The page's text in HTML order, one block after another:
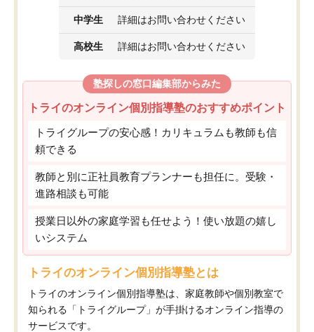
中学生 詳細はお問い合わせください
高校生 詳細はお問い合わせください
塾探しの窓口編集部からみた
トライのオンライン個別指導塾のおすすめポイント
トライグループの安心感！カリキュラムも教師も信
頼できる
教師と別に正社員教育プランナーも担任に。受験・
進路相談も可能
授業日以外の家庭学習も任せよう！使い放題の嬉し
いシステム
トライのオンライン個別指導塾とは
トライのオンライン個別指導塾は、家庭教師や個別教室で
知られる「トライグループ」が手掛けるオンライン指導の
サービスです。